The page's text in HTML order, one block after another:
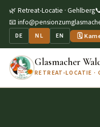
🌿 Retreat-Locatie · Gehlberg
📧
DE NL EN 🗓
Glasmacher
RETREAT-LOCATIE ·